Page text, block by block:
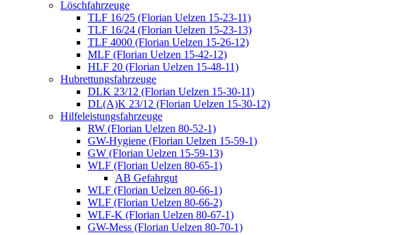
Löschfahrzeuge
TLF 16/25 (Florian Uelzen 15-23-11)
TLF 16/24 (Florian Uelzen 15-23-13)
TLF 4000 (Florian Uelzen 15-26-12)
MLF (Florian Uelzen 15-42-12)
HLF 20 (Florian Uelzen 15-48-11)
Hubrettungsfahrzeuge
DLK 23/12 (Florian Uelzen 15-30-11)
DL(A)K 23/12 (Florian Uelzen 15-30-12)
Hilfeleistungsfahrzeuge
RW (Florian Uelzen 80-52-1)
GW-Hygiene (Florian Uelzen 15-59-1)
GW (Florian Uelzen 15-59-13)
WLF (Florian Uelzen 80-65-1)
AB Gefahrgut
WLF (Florian Uelzen 80-66-1)
WLF (Florian Uelzen 80-66-2)
WLF-K (Florian Uelzen 80-67-1)
GW-Mess (Florian Uelzen 80-70-1)